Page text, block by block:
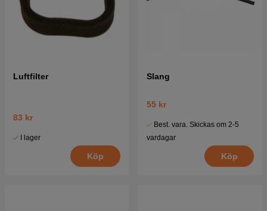
Luftfilter
83 kr
I lager
Köp
Slang
55 kr
Best. vara. Skickas om 2-5
vardagar
Köp